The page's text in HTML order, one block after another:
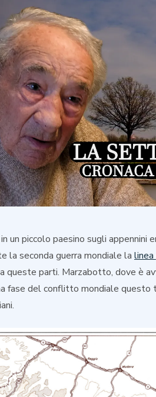
un piccolo paesino sugli appennini
la seconda guerra mondiale la
queste parti. Marzabotto, dove è
fase del conflitto mondiale